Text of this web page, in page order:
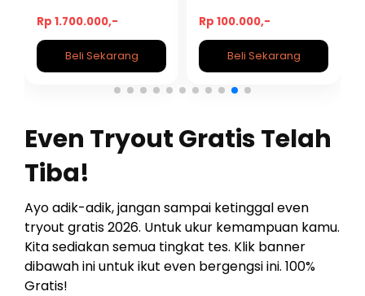
Rp 1.700.000,-
Beli Sekarang
Rp 100.000,-
Beli Sekarang
Even Tryout Gratis Telah
Tiba!
Ayo adik-adik, jangan sampai ketinggal even
tryout gratis 2026. Untuk ukur kemampuan kamu.
Kita sediakan semua tingkat tes. Klik banner
dibawah ini untuk ikut even bergengsi ini. 100%
Gratis!